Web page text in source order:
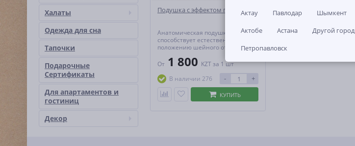
Халаты
Одежда для сна
Тапочки
Подарочные
Сертификаты
Для апартаментов и
гостиниц
Декор
Подушка с эффектом памяти
Анатомическая подушка
способствует естественному
положению шейного отдела
позвоночника. Вязкоэластичная
пена Memory foam обладает
От 1 800 KZTза 1 шт
В наличии 276
- +
КУПИТЬ
Актау
Павлодар Шымкент
Актобе
Астана
Другой город
Петропавловск